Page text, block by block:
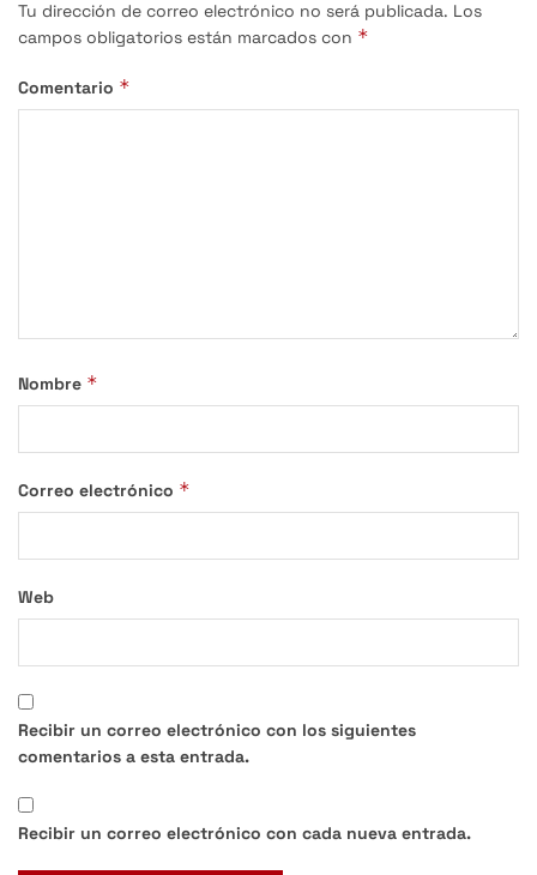
Tu dirección de correo electrónico no será publicada. Los
campos obligatorios están marcados con *
Comentario *
Nombre *
Correo electrónico *
Web
Recibir un correo electrónico con los siguientes
comentarios a esta entrada.
Recibir un correo electrónico con cada nueva entrada.